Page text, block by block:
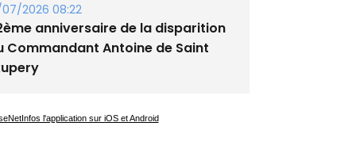
07/2026 08:22
anniversaire de la disparition
Commandant Antoine de Saint